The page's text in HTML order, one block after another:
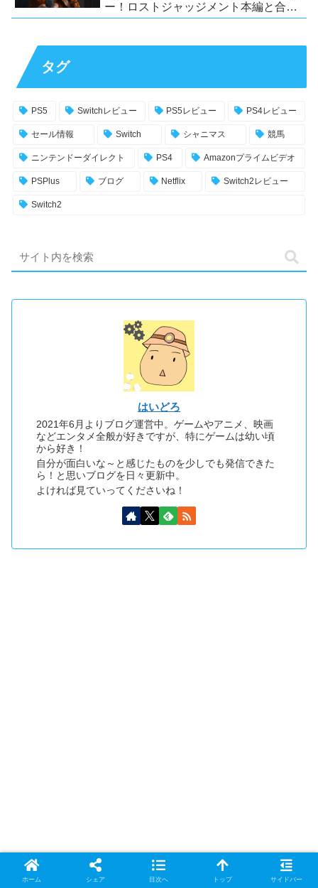
ー！ロストジャッジメント本編と合わ
せておすすめの満足度の高いDLC！
タグ
PS5 Switchレビュー PS5レビュー PS4レビュー
セール情報 Switch シャニマス 競馬
ニンテンドーダイレクト PS4 Amazonプライムビデオ
PSPlus ブログ Netflix Switch2レビュー
Switch2
はいどろ
2021年6月よりブログ運営中。ゲームやアニメ、映画
などエンタメ全般が好きですが、特にゲームは幼い頃
から好き！
自分が面白いな～と感じたものを少しでも発信できた
ら！と思いブログを日々更新中。
よければ見ていってくださいね！
ホーム シェア 目次へ トップ サイドバー